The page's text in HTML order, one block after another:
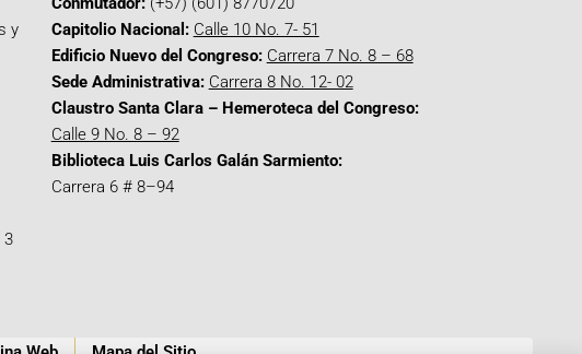
y
3
Capitolio Nacional: Calle 10 No. 7- 51
Edificio Nuevo del Congreso: Carrera 7 No. 8 – 68
Sede Administrativa: Carrera 8 No. 12- 02
Claustro Santa Clara – Hemeroteca del Congreso:
Calle 9 No. 8 – 92
Biblioteca Luis Carlos Galán Sarmiento:
Carrera 6 # 8–94